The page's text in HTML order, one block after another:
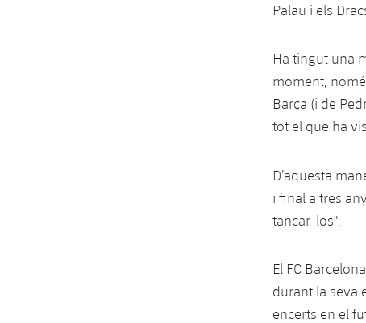
Palau i els
Ha tingut una
moment,
Barça (i de
tot el que ha
D’aquesta
i final a tres
tancar-los".
El FC
durant la seva
encerts en el